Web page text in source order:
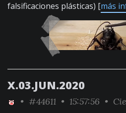
falsificaciones plásticas) [más
X.03.JUN.2020
• #44611 • 15:57:56 •